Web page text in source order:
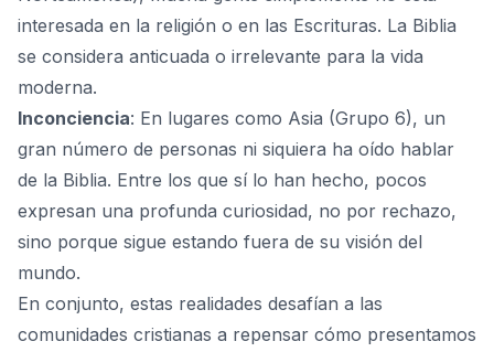
interesada en la religión o en las Escrituras. La Biblia
se considera anticuada o irrelevante para la vida
moderna.
Inconciencia: En lugares como Asia (Grupo 6), un
gran número de personas ni siquiera ha oído hablar
de la Biblia. Entre los que sí lo han hecho, pocos
expresan una profunda curiosidad, no por rechazo,
sino porque sigue estando fuera de su visión del
mundo.
En conjunto, estas realidades desafían a las
comunidades cristianas a repensar cómo presentamos